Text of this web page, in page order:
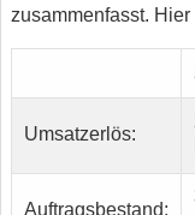
zusammenfasst.
Umsatzerlös:
Auftragsbestand: